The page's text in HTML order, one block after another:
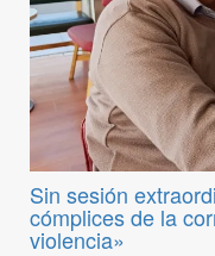
Sin sesión
cómplices de la
violencia»